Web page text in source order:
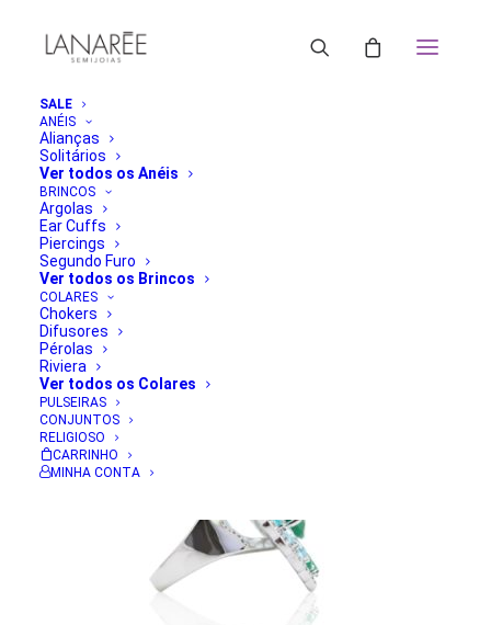
SALE
ANÉIS
Alianças
Solitários
Ver todos os Anéis
BRINCOS
Argolas
Ear Cuffs
Piercings
Segundo Furo
Ver todos os Brincos
COLARES
Chokers
Difusores
Pérolas
Riviera
Ver todos os Colares
PULSEIRAS
CONJUNTOS
RELIGIOSO
CARRINHO
MINHA CONTA
6cbbb8f77e2cb01645d738aa39d1ebf8-1.jpeg
Home
Anel Cristal Oval Esmeralda
6cbbb8f77e2cb01645d738aa39d1ebf8-1.jpeg